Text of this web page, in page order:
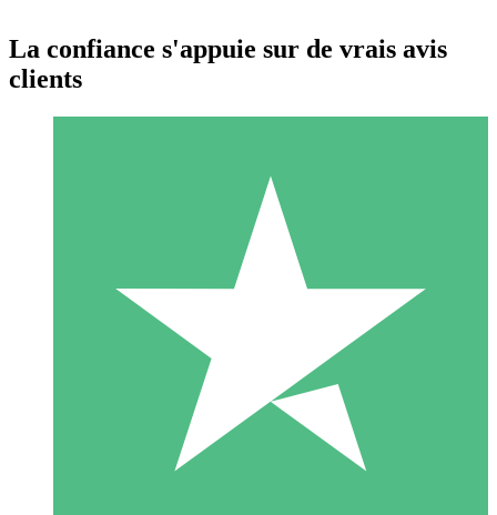
Packs de Crédits Individuels
Payez à l'utilisation avec des crédits de téléchargement. Sans
1 Téléchargement
10 00
La confiance s'appuie sur de vrais avis
clients